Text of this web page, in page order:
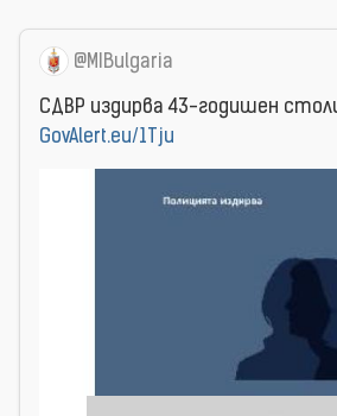
@MIBulgaria
СДВР издирва 43-годишен
GovAlert.eu/1Tju